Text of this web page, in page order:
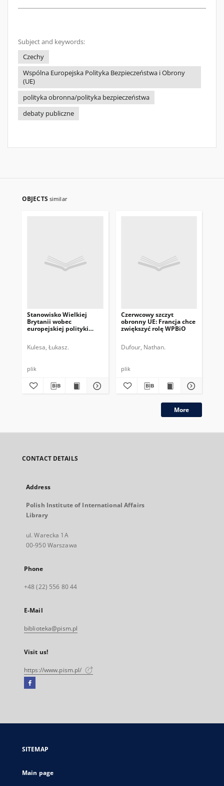
Subject and keywords:
Czechy
Wspólna Europejska Polityka Bezpieczeństwa i Obrony
(UE)
polityka obronna/polityka bezpieczeństwa
debaty publiczne
OBJECTS similar
Stanowisko Wielkiej
Brytanii wobec
europejskiej polityki
Kulesa, Łukasz.
plik
Czerwcowy szczyt
obronny UE: Francja chce
zwiększyć rolę WPBiO
Dufour, Nathan.
plik
More
CONTACT DETAILS
Address
Polish Institute of International Affairs
Library
ul. Warecka 1A
00-950 Warszawa
Phone
+48 (22) 556 80 44
E-Mail
biblioteka@pism.pl
Visit us!
https://www.pism.pl/
Facebook
open
new
SITEMAP
Main page